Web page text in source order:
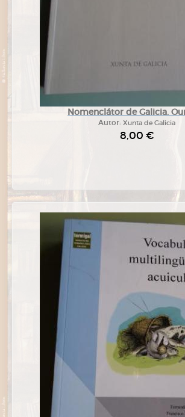
Nomenclátor de Galicia.
Autor: Xunta de Galicia
8,00 €